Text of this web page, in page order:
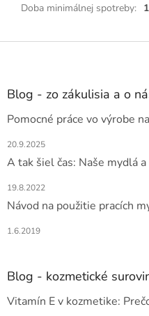
Doba minimálnej spotreby:
Z
Blog - zo zákulisia a o
Pomocné práce vo výrobe
20.9.2025
A tak šiel čas: Naše mydlá
19.8.2022
Návod na použitie pracích
1.6.2019
Blog - kozmetické
Vitamín E v kozmetike: